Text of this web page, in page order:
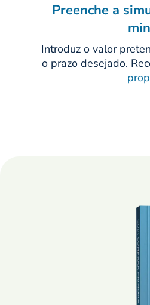
Preenche a
Introduz o valor
o prazo desejado.